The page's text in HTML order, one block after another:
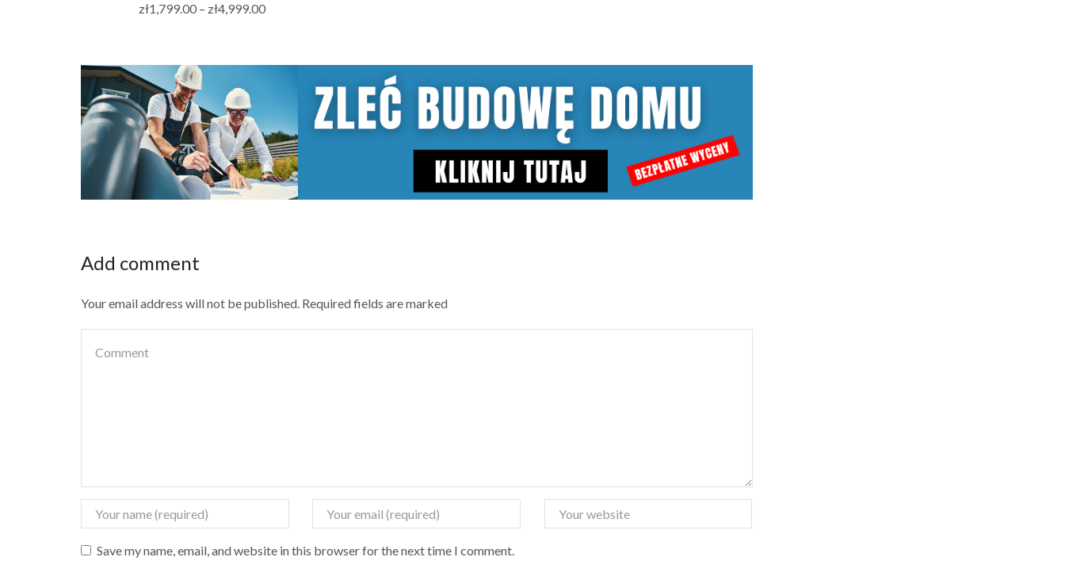
zł1,799.00 – zł4,999.00Zakres
zł4,999.00
Add comment
Your email address will not be published. Required fields are marked
Save my name, email, and website in this browser for the next time I comment.